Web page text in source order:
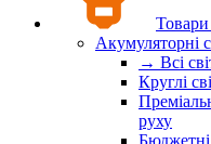
Акумуляторні
→ Всі
Круглі
руху
Бюджетні